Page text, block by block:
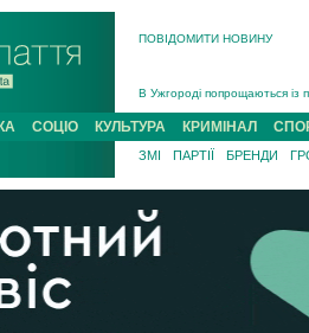
ПОВІДОМИТИ НОВИНУ
Інструктора районного ТЦК
В Ужгороді 5 серпня
Підтвердили загибель
На війні з рф поліг
На Хустщині внаслідок ДТП
Інструктора районного ТЦК
СОЦІО КУЛЬТУРА КРИМІНАЛ
ЗМІ ПАРТІЇ БРЕНДИ